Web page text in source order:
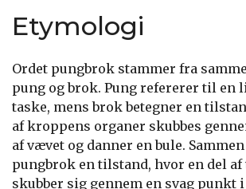
Etymologi
Ordet pungbrok stammer fra
pung og brok. Pung refererer til en
taske, mens brok betegner en
af kroppens organer skubbes
af vævet og danner en bule.
pungbrok en tilstand, hvor en del af
skubber sig gennem en svag punkt